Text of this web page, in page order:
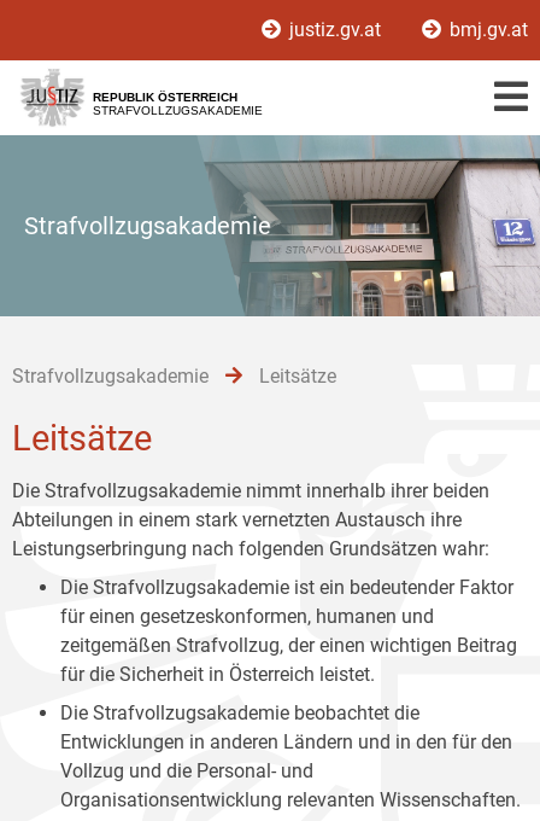
[1]
[2]
[3]
justiz.gv.at bmj.gv.at
REPUBLIK ÖSTERREICH
STRAFVOLLZUGSAKADEMIE
Strafvollzugsakademie
Strafvollzugsakademie Leitsätze
Leitsätze
Die Strafvollzugsakademie nimmt innerhalb ihrer beiden
Abteilungen in einem stark vernetzten Austausch ihre
Leistungserbringung nach folgenden Grundsätzen wahr:
Die Strafvollzugsakademie ist ein bedeutender Faktor
für einen gesetzeskonformen, humanen und
zeitgemäßen Strafvollzug, der einen wichtigen Beitrag
für die Sicherheit in Österreich leistet.
Die Strafvollzugsakademie beobachtet die
Entwicklungen in anderen Ländern und in den für den
Vollzug und die Personal- und
Organisationsentwicklung relevanten Wissenschaften.